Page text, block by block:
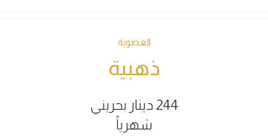
العضوية
ذهبية
244 دينار بحريني
شهرياً